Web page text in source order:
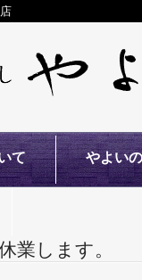
て やよい
業します。